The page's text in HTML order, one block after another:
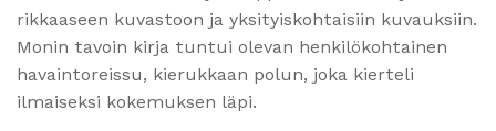
rikkaaseen kuvastoon ja yksityiskohtaisiin kuvauksiin.
Monin tavoin kirja tuntui olevan henkilökohtainen
havaintoreissu, kierukkaan polun, joka kierteli
ilmaiseksi kokemuksen läpi.